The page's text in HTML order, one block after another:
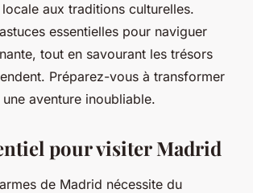
•3 min de lecture
aux traditions culturelles.
essentielles pour naviguer
tout en savourant les trésors
Préparez-vous à transformer
aventure inoubliable.
pour visiter Madrid
de Madrid nécessite du